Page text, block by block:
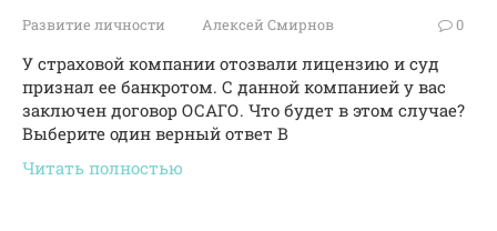
Развитие личности Алексей Смирнов 0
У страховой компании отозвали лицензию и суд
признал ее банкротом. С данной компанией у вас
заключен договор ОСАГО. Что будет в этом случае?
Выберите один верный ответ В
Читать полностью